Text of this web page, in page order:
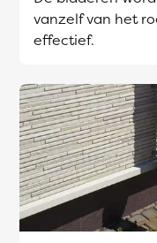
vanzelf van het
effectief.